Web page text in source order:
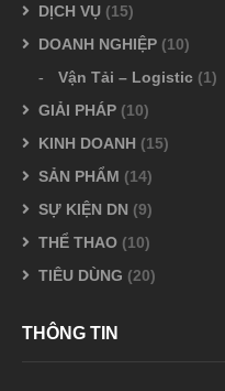
DỊCH VỤ (15)
DOANH NGHIỆP (10)
Vận Tải – Logistic (1)
GIẢI PHÁP (10)
KINH DOANH (15)
SẢN PHẨM (14)
SỰ KIỆN DN (9)
THỂ THAO (10)
TIÊU DÙNG (20)
THÔNG TIN